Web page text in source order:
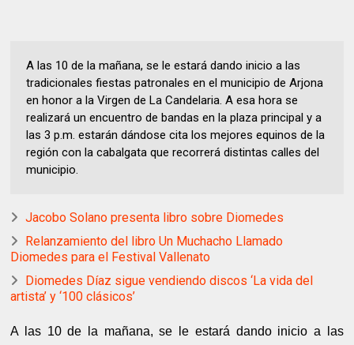
A las 10 de la mañana, se le estará dando inicio a las
tradicionales fiestas patronales en el municipio de Arjona
en honor a la Virgen de La Candelaria. A esa hora se
realizará un encuentro de bandas en la plaza principal y a
las 3 p.m. estarán dándose cita los mejores equinos de la
región con la cabalgata que recorrerá distintas calles del
municipio.
Jacobo Solano presenta libro sobre Diomedes
Relanzamiento del libro Un Muchacho Llamado
Diomedes para el Festival Vallenato
Diomedes Díaz sigue vendiendo discos ‘La vida del
artista’ y ‘100 clásicos’
A las 10 de la mañana, se le estará dando inicio a las